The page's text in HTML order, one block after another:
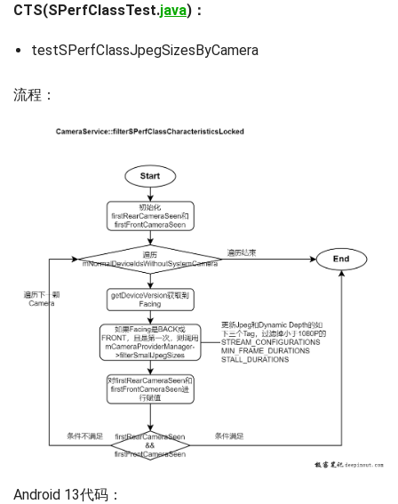
CTS(SPerfClassTest.java)：
testSPerfClassJpegSizesByCamera
流程：
Android 13代码：